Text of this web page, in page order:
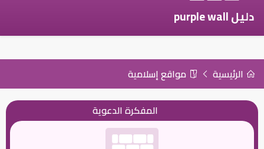
دليل purple wall
الرئيسية مواقع إسلامية
المفكرة الدعوية